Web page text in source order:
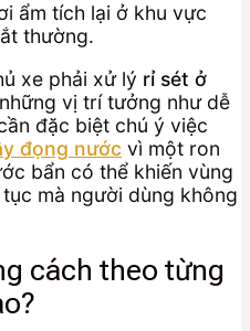
ẩm tích lại ở khu vực
thường.
xe phải xử lý rỉ sét ở
vị trí tưởng như dễ
đặc biệt chú ý việc
đọng nước vì một ron
bẩn có thể khiến vùng
mà người dùng không
cách theo từng